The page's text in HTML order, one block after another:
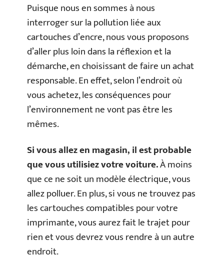
Puisque nous en sommes à nous
interroger sur la pollution liée aux
cartouches d’encre, nous vous proposons
d’aller plus loin dans la réflexion et la
démarche, en choisissant de faire un achat
responsable. En effet, selon l’endroit où
vous achetez, les conséquences pour
l’environnement ne vont pas être les
mêmes.
Si vous allez en magasin, il est probable
que vous utilisiez votre voiture.À moins
que ce ne soit un modèle électrique, vous
allez polluer. En plus, si vous ne trouvez pas
les cartouches compatibles pour votre
imprimante, vous aurez fait le trajet pour
rien et vous devrez vous rendre à un autre
endroit.